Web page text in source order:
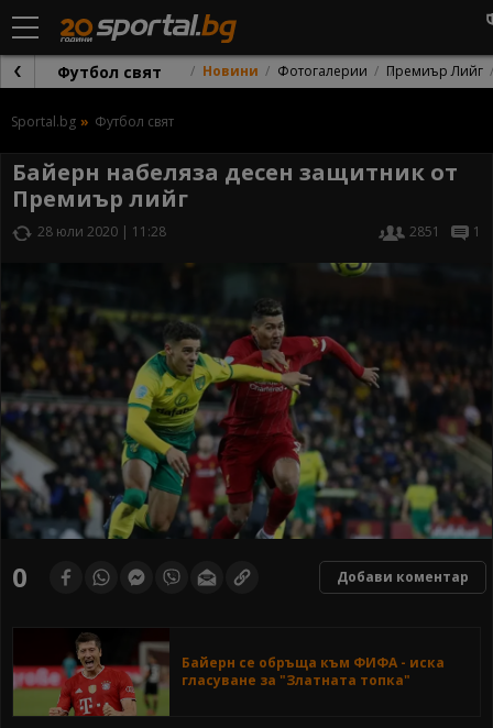
Футбол свят Новини Фотогалерии Премиър Лийг
Sportal.bg Футбол свят
Байерн набеляза десен защитник от
Премиър лийг
28 юли 2020 | 11:28 2851 1
0 Добави коментар
Байерн се обръща към ФИФА - иска
гласуване за "Златната топка"